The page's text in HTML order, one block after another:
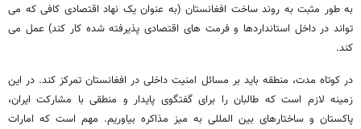
به طور مثبت به روند ساخت افغانستان (به عنوان یک نهاد اقتصادی کافی که می
تواند در داخل استانداردها و فرمت های اقتصادی پذیرفته شده کار کند) عمل می
کند.
در کوتاه مدت، منطقه باید بر مسائل امنیت داخلی در افغانستان تمرکز کند. در این
زمینه لازم است که طالبان را برای گفتگوی پایدار و منطقی با مشارکت ایران،
پاکستان و ساختارهای بین المللی به میز مذاکره بیاوریم. مهم است که امارات